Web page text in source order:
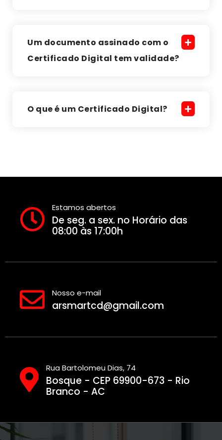
Um documento assinado com o
Certificado Digital tem validade?
O que é um Certificado Digital?
Estamos abertos
De seg. a sex. no Horário das
08:00 às 17:00h
Nosso e-mail
arsmartcd@gmail.com
Rua Bartolomeu Dias, 74
Bosque - CEP 69900-673 - Rio
Branco - AC